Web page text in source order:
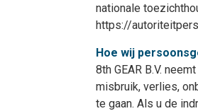
nationale
https://
Hoe wij
8th GEAR B.V.
misbruik, verlies,
te gaan. Als u de